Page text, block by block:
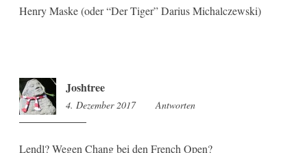
Henry Maske (oder “Der Tiger” Darius Michalczewski)
Joshtree
4. Dezember 2017 14:39
Antworten
Lendl? Wegen Chang bei den French Open?